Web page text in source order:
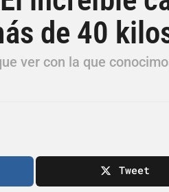
de 40
ver con la que
Tweet